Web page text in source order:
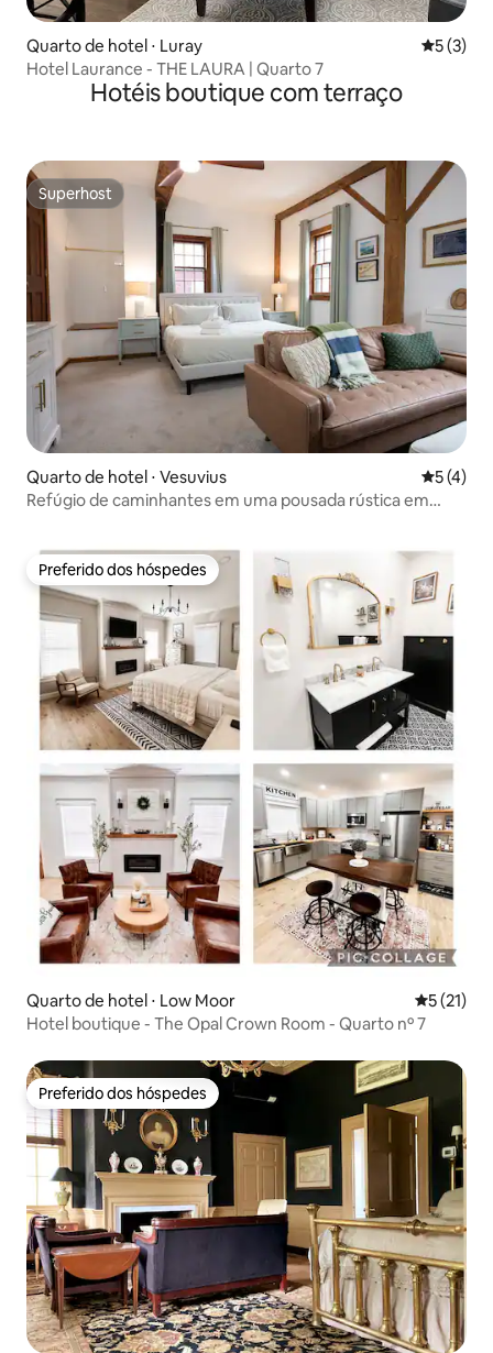
Quarto de hotel ⋅ Luray 5 de
5 (3)
Hotel Laurance - THE LAURA | Quarto 7
Hotéis boutique com terraço
Superhost
Superhost
Quarto de hotel ⋅ Vesuvius 5 de
5 (4)
Refúgio de caminhantes em uma pousada rústica em
Preferido dos hóspedes
Preferido dos hóspedes
Quarto de hotel ⋅ Low Moor 5 de uma
5 (21)
Hotel boutique - The Opal Crown Room - Quarto nº 7
Preferido dos hóspedes
Preferido dos hóspedes